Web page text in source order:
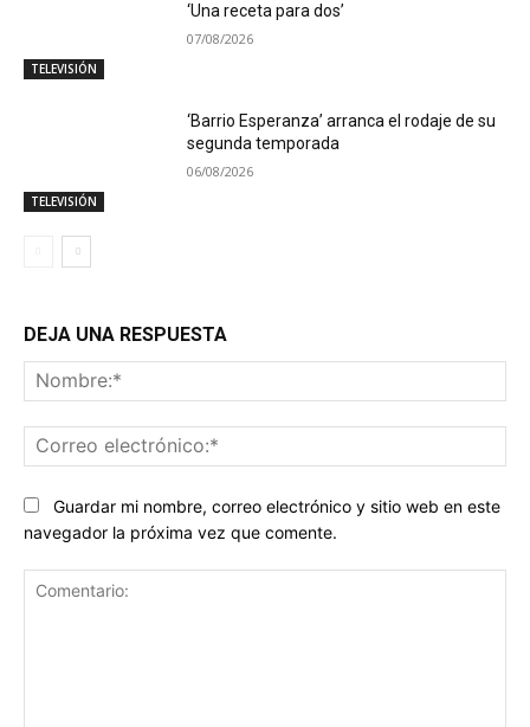
TELEVISIÓN
‘Una receta para dos’
07/08/2026
TELEVISIÓN
‘Barrio Esperanza’ arranca el rodaje de su
segunda temporada
06/08/2026
DEJA UNA RESPUESTA
Guardar mi nombre, correo electrónico y sitio web en este
navegador la próxima vez que comente.